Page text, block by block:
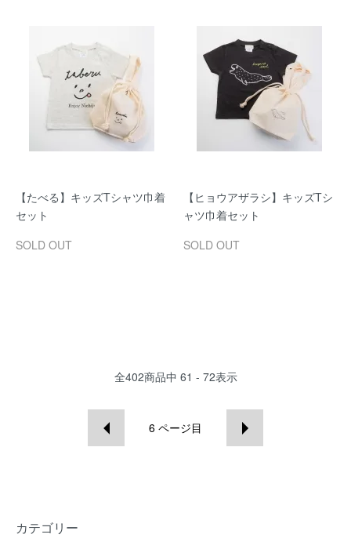
【たべる】キッズTシャツ巾着
セット
SOLD OUT
【ヒョウアザラシ】キッズTシ
ャツ巾着セット
SOLD OUT
全402商品中 61 - 72表示
6 ページ目
カテゴリー